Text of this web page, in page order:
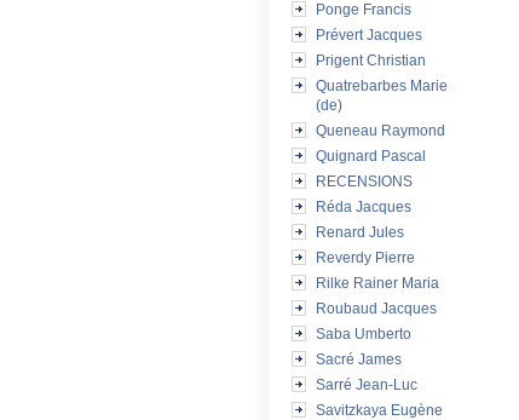
Ponge Francis
Prévert Jacques
Prigent Christian
Quatrebarbes Marie
(de)
Queneau Raymond
Quignard Pascal
RECENSIONS
Réda Jacques
Renard Jules
Reverdy Pierre
Rilke Rainer Maria
Roubaud Jacques
Saba Umberto
Sacré James
Sarré Jean-Luc
Savitzkaya Eugène